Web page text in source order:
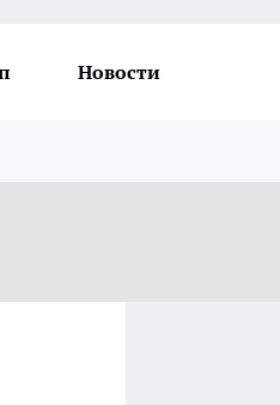
Новости